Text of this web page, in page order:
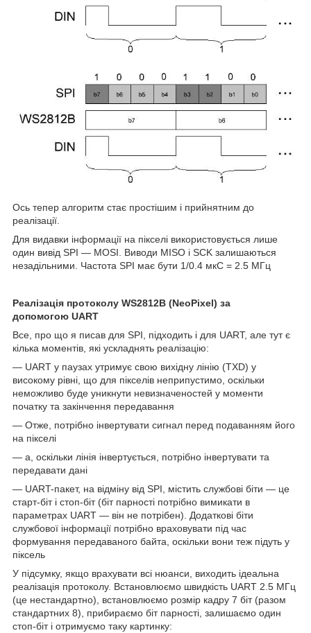
Ось тепер алгоритм стає простішим і прийнятним до
реалізації.
Для видавки інформації на пікселі використовується лише
один вивід SPI — MOSI. Виводи MISO і SCK залишаються
незадільними. Частота SPI має бути 1/0.4 мкС = 2.5 МГц
Реалізація протоколу WS2812B (NeoPixel) за
допомогою UART
Все, про що я писав для SPI, підходить і для UART, але тут є
кілька моментів, які ускладнять реалізацію:
— UART у паузах утримує свою вихідну лінію (TXD) у
високому рівні, що для пікселів неприпустимо, оскільки
неможливо буде уникнути невизначеностей у моменти
початку та закінчення передавання
— Отже, потрібно інвертувати сигнал перед подаванням його
на пікселі
— а, оскільки лінія інвертується, потрібно інвертувати та
передавати дані
— UART-пакет, на відміну від SPI, містить службові біти — це
старт-біт і стоп-біт (біт парності потрібно вимикати в
параметрах UART — він не потрібен). Додаткові біти
службової інформації потрібно враховувати під час
формування передаваного байта, оскільки вони теж підуть у
піксель
У підсумку, якщо врахувати всі нюанси, виходить ідеальна
реалізація протоколу. Встановлюємо швидкість UART 2.5 МГц
(це нестандартно), встановлюємо розмір кадру 7 біт (разом
стандартних 8), прибираємо біт парності, залишаємо один
стоп-біт і отримуємо таку картинку: